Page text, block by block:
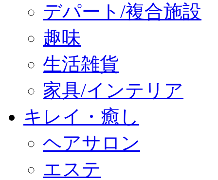
デパート/複合施設
趣味
生活雑貨
家具/インテリア
キレイ・癒し
ヘアサロン
エステ